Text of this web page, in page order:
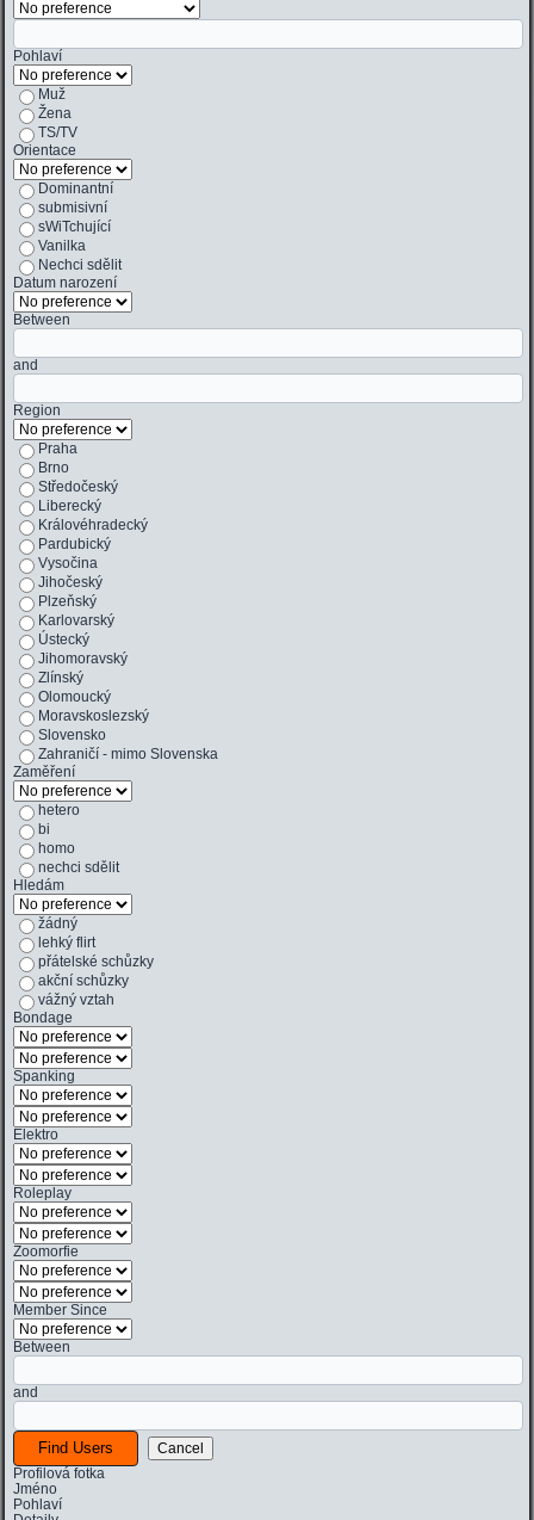
Pohlaví
Muž
Žena
TS/TV
Orientace
Dominantní
submisivní
sWiTchující
Vanilka
Nechci sdělit
Datum narození
Between
and
Region
Praha
Brno
Středočeský
Liberecký
Královéhradecký
Pardubický
Vysočina
Jihočeský
Plzeňský
Karlovarský
Ústecký
Jihomoravský
Zlínský
Olomoucký
Moravskoslezský
Slovensko
Zahraničí - mimo Slovenska
Zaměření
hetero
bi
homo
nechci sdělit
Hledám
žádný
lehký flirt
přátelské schůzky
akční schůzky
vážný vztah
Bondage
Spanking
Elektro
Roleplay
Zoomorfie
Member Since
Between
and
Profilová fotka
Jméno
Pohlaví